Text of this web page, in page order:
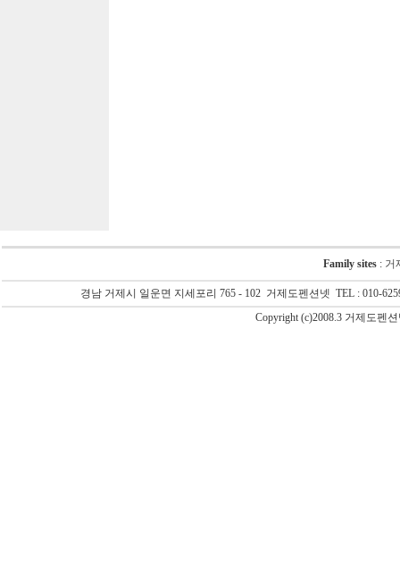
Family sites : 거
경남 거제시 일운면 지세포리 765 - 102 거제도펜션넷 TEL : 010-
Copyright (c)2008.3 거제도펜